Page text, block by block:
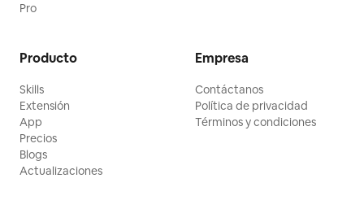
Pro
Producto
Skills
Extensión
App
Precios
Blogs
Actualizaciones
Empresa
Contáctanos
Política de privacidad
Términos y condiciones